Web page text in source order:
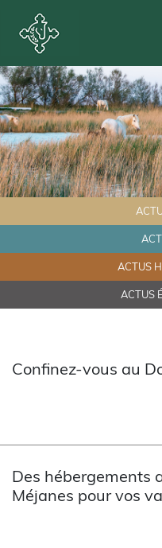
ACTUS
ACTUS
Confinez-vous au
Des hébergements
Méjanes pour vos